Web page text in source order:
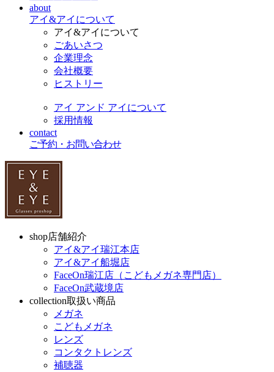
about
アイ&アイについて
アイ&アイについて
ごあいさつ
企業理念
会社概要
ヒストリー
アイ アンド アイについて
採用情報
contact
ご予約・お問い合わせ
shop店舗紹介
アイ&アイ瑞江本店
アイ&アイ船堀店
FaceOn瑞江店（こどもメガネ専門店）
FaceOn武蔵境店
collection取扱い商品
メガネ
こどもメガネ
レンズ
コンタクトレンズ
補聴器